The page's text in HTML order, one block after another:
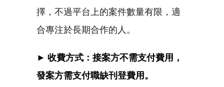
擇，不過平台上的案件數量有限，適
合專注於長期合作的人。
► 收費方式：接案方不需支付費用，
發案方需支付職缺刊登費用。